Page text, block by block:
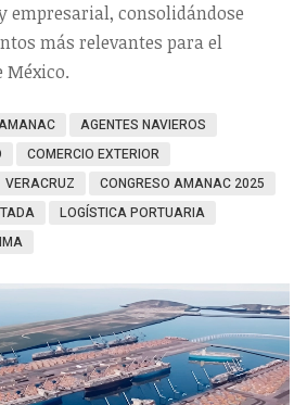
consolidándose
más relevantes para el
México.
AGENTES NAVIEROS
COMERCIO EXTERIOR
VERACRUZ
CONGRESO AMANAC 2025
LOGÍSTICA PORTUARIA